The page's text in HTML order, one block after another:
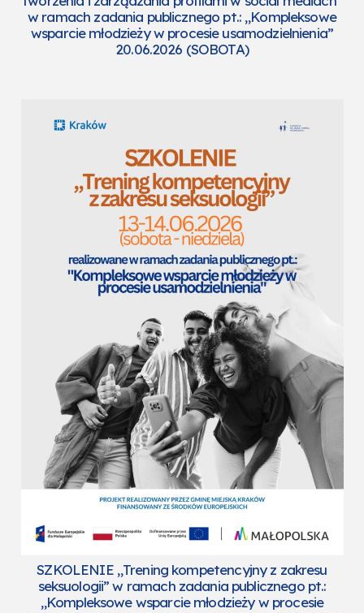
w ramach zadania publicznego pt.: „Kompleksowe
wsparcie młodzieży w procesie usamodzielnienia”
20.06.2026 (SOBOTA)
SZKOLENIE „Trening kompetencyjny z zakresu
seksuologii” w ramach zadania publicznego pt.:
„Kompleksowe wsparcie młodzieży w procesie